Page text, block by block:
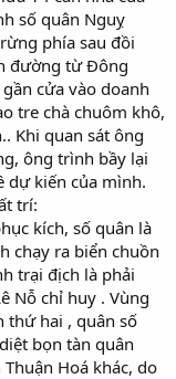
số quân Nguỵ
phía sau đồi
đường từ Đông
cửa vào doanh
tre chà chuôm khô,
Khi quan sát ông
ông trình bầy lại
dự kiến của mình.
trí:
kích, số quân là
chạy ra biển chuồn
trại địch là phải
Nỗ chỉ huy . Vùng
thứ hai , quân số
bọn tàn quân
Hoá khác, do